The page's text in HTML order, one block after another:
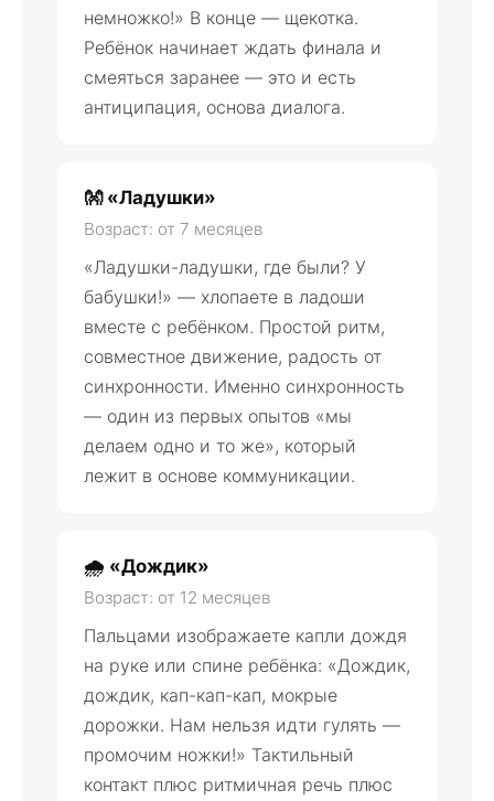
немножко!» В конце — щекотка.
Ребёнок начинает ждать финала и
смеяться заранее — это и есть
антиципация, основа диалога.
👐 «Ладушки»
Возраст: от 7 месяцев
«Ладушки-ладушки, где были? У
бабушки!» — хлопаете в ладоши
вместе с ребёнком. Простой ритм,
совместное движение, радость от
синхронности. Именно синхронность
— один из первых опытов «мы
делаем одно и то же», который
лежит в основе коммуникации.
🌧️ «Дождик»
Возраст: от 12 месяцев
Пальцами изображаете капли дождя
на руке или спине ребёнка: «Дождик,
дождик, кап-кап-кап, мокрые
дорожки. Нам нельзя идти гулять —
промочим ножки!» Тактильный
контакт плюс ритмичная речь плюс